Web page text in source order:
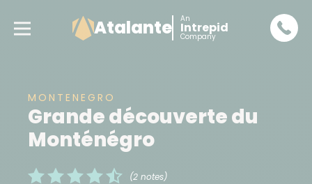
Atalante An
Intrepid
Company
MONTENEGRO
Grande découverte du
Monténégro
(2 notes)